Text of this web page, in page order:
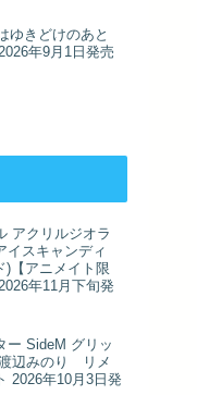
ゆきどけのあと
年9月1日発売
アクリルジオラ
イスキャンディ
)【アニメイト限
年11月下旬発
ー SideM グリッ
辺みのり リメ
2026年10月3日発